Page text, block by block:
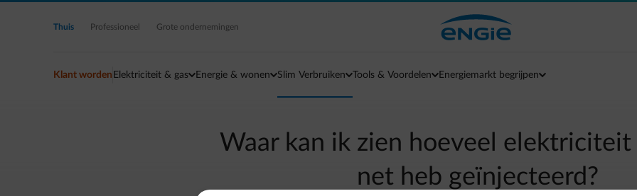
Ga naar de hoofdinhoud
Thuis Professioneel Grote ondernemingen
Klant worden Elektriciteit & gas Energie & wonen Slim Verbruiken Tools & Voordelen Energiemarkt begrijpen
Waar kan ik zien hoeveel
net heb geïnjecteerd?